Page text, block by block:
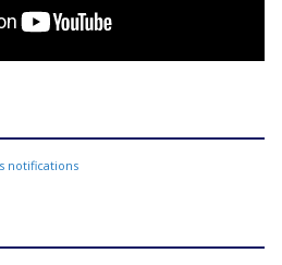
notifications